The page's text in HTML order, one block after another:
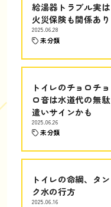
給湯器トラブル実は
火災保険も関係あり
2025.06.28
未分類
トイレのチョロチョ
ロ音は水道代の無駄
遣いサインかも
2025.06.26
未分類
トイレの命綱、タン
ク水の行方
2025.06.16